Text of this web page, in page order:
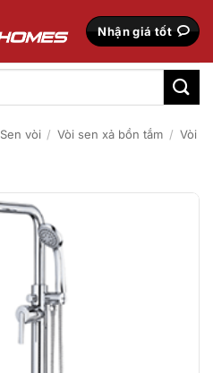
Nhận giá tốt
Sen vòi / Vòi sen xả bồn tắm / Vòi